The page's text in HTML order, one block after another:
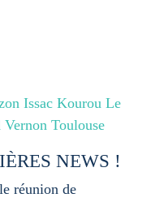
Issac Kourou Le
Toulouse
NEWS !
réunion de